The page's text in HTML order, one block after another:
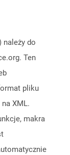
należy do
Ten
pliku
XML.
makra